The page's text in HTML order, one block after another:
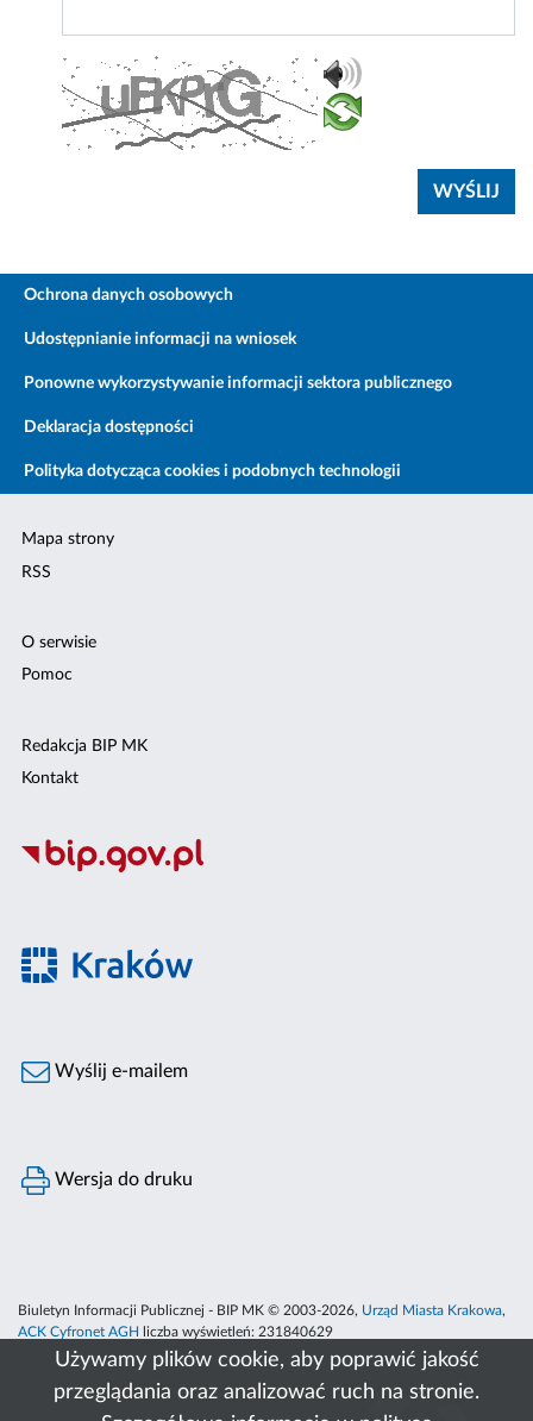
Używamy plików cookie, aby poprawić jakość
przeglądania oraz analizować ruch na stronie.
Ochrona danych osobowych
Udostępnianie informacji na wniosek
Ponowne wykorzystywanie informacji sektora publicznego
Deklaracja dostępności
Polityka dotycząca cookies i podobnych technologii
Mapa strony
RSS
O serwisie
Pomoc
Redakcja BIP MK
Kontakt
Wyślij e-mailem
Wersja do druku
Biuletyn Informacji Publicznej - BIP MK © 2003-2026, Urząd Miasta Krakowa,
ACK Cyfronet AGH
liczba wyświetleń: 231840629